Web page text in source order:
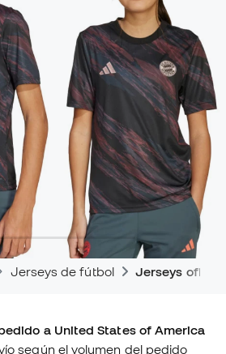
Jerseys de fútbol Jerseys
a United States of America
según el volumen del pedido